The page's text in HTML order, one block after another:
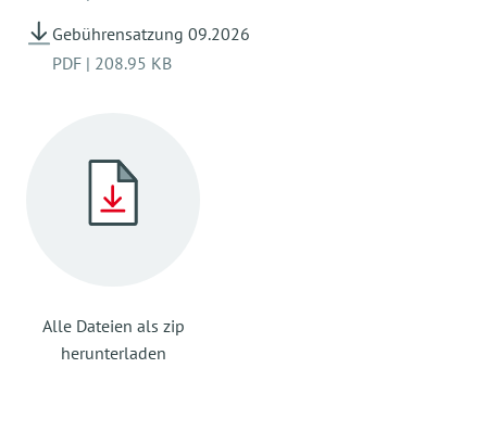
sowie ruhiges und leises Freispiel
ab 16.00 Uhr Spätdienst: Ausklang des
Kindergartentages in der Spätdienstgruppe
orientierende Struktur.
Gebührensatzung 09.2026
PDF | 208.95 KB
Alle Dateien als zip
herunterladen